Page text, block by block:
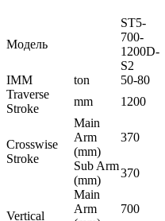
Модель
ST5-
700-
1200D-
S2
IMM
ton 50-80
Traverse
Stroke
mm 1200
Crosswise
Stroke
Main
Arm
(mm)
370
Sub Arm
(mm)
370
Vertical
Main
Arm
700